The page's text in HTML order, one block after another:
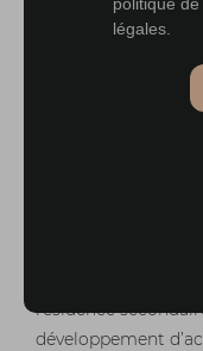
et équipée,
buanderie située au
appartements
permettent
résidence
développement